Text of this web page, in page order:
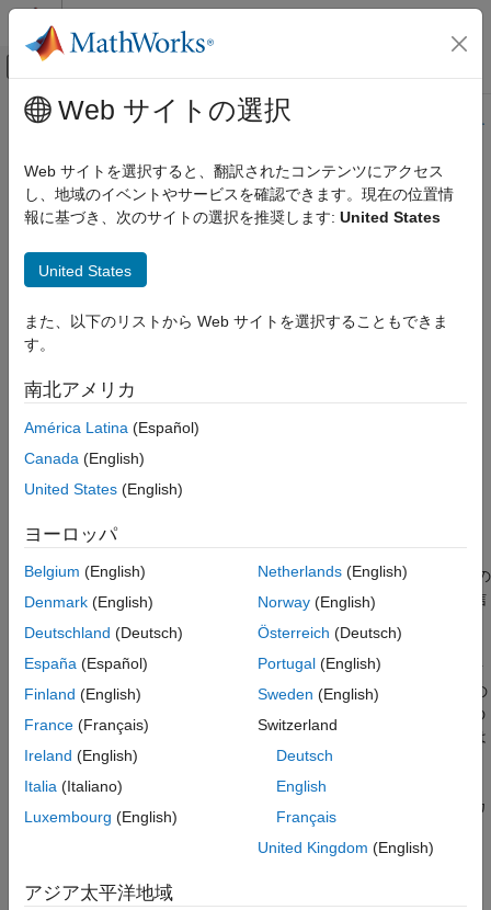
コンテンツへスキップ
オフキャンバス ナビゲーション メ
ドキュメンテーションのホーム
Parallel Computing Toolbox
バッチ処理
タスク制御とワーカー間通信
spmdReceive
項目一覧
説明
例
入力引数
出力引数
拡張機能
メインコンテンツ
このページの内容は最新ではありません。最新版の英語を参照す
spmdReceive
spmd
ブロックの別のワーカーからデータを受信する
R2022b 以降
構文
B = spmdReceive
B = spmdReceive(source)
B = spmdReceive('any',tag)
B = spmdReceive(source,tag)
説明
B= spmdReceive spmdブロックまたは通信ジョブ内の
任意のワーカーから現在のワーカーに送信されたデータ
を受信
parforとparfeval
を使用して計算をオフロードする場合、各計
算は一度に 1 つのワーカーによってのみ実行されます。これらの
ワーカーは独立しており、相互の通信は行われません。これらの
ワーカーに spmdReceive
を適用する場合、この関数による影響は
ありません。
を実行すると、この関数は、そのワーカ
ーがデータを受信するまで他のコマンドの実行をブロックしま
spmdReceiveを使用するには、現在の spmd ブロックを実行して
Web サイトの選択
Web サイトを選択すると、翻訳されたコンテンツにアクセス
し、地域のイベントやサービスを確認できます。現在の位置情
報に基づき、次のサイトの選択を推奨します: United States
United States
また、以下のリストから Web サイトを選択することもできま
す。
南北アメリカ
América Latina (Español)
Canada (English)
United States (English)
ヨーロッパ
Belgium (English)
Denmark (English)
Deutschland (Deutsch)
España (Español)
Finland (English)
France (Français)
Ireland (English)
Italia (Italiano)
Luxembourg (English)
Netherlands(English)
Norway(English)
Österreich (Deutsch)
Portugal(English)
Sweden (English)
Switzerland
Deutsch
English
Français
United Kingdom (English)
アジア太平洋地域